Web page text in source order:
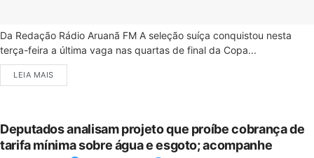
Da Redação Rádio Aruanã FM A seleção suíça conquistou nesta
terça-feira a última vaga nas quartas de final da Copa...
LEIA MAIS
Deputados analisam projeto que proíbe cobrança de
tarifa mínima sobre água e esgoto; acompanhe